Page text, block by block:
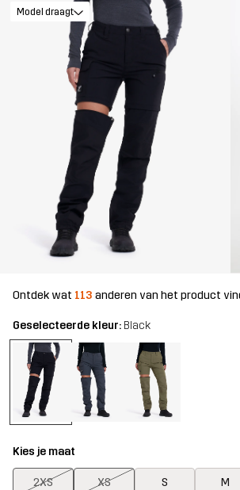
Model draagt
Ontdek wat 113 anderen van het product
Geselecteerde kleur: Black
Kies je maat
2XS XS S M